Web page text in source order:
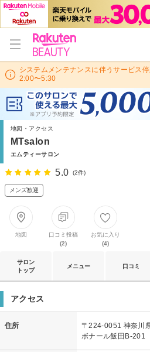
システムメンテナンスに伴うサービス
2:00〜5:30
地図・アクセス
MTsalon
エムティーサロン
5.0 (2件)
メンズ歓迎
地図
口コミ投稿
(2)
お気に入り
(4)
サロン
トップ
メニュー 口コミ
アクセス
住所
〒224-0051 神奈川
ボナール飯田B-201